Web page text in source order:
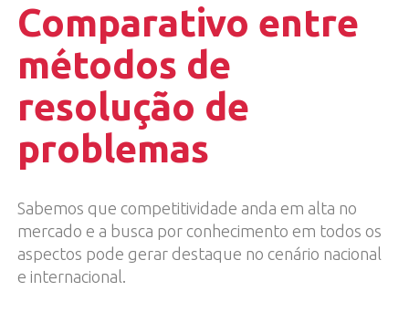
Comparativo entre
métodos de
resolução de
problemas
Sabemos que competitividade anda em alta no
mercado e a busca por conhecimento em todos os
aspectos pode gerar destaque no cenário nacional
e internacional.